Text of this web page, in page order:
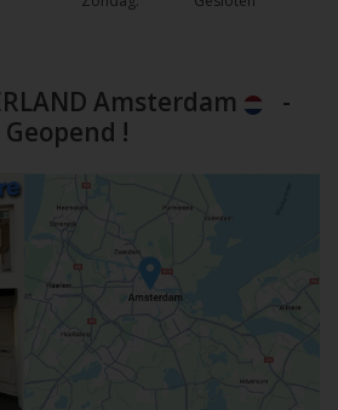
Amsterdam
-
Geopend !